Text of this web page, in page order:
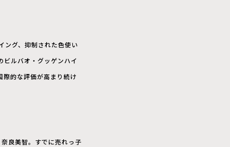
ング、抑制された色使い
ビルバオ・グッゲンハイ
的な評価が高まり続け
良美智。すでに売れっ子